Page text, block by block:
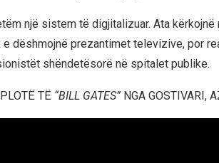
një sistem të digjitalizuar. Ata
e dëshmojnë prezantimet televizive, por
shëndetësorë në spitalet publike.
TË “BILL GATES”NGA GOSTIVARI,